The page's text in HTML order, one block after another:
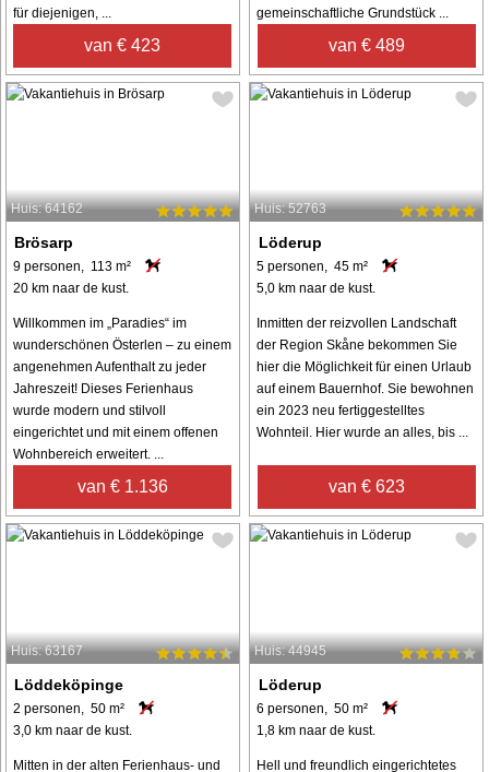
für diejenigen, ...
van € 423
gemeinschaftliche Grundstück ...
van € 489
Huis: 64162
Brösarp
9 personen, 113 m²
20 km naar de kust.
Willkommen im „Paradies“ im
wunderschönen Österlen – zu einem
angenehmen Aufenthalt zu jeder
Jahreszeit! Dieses Ferienhaus
wurde modern und stilvoll
eingerichtet und mit einem offenen
Wohnbereich erweitert. ...
van € 1.136
Huis: 52763
Löderup
5 personen, 45 m²
5,0 km naar de kust.
Inmitten der reizvollen Landschaft
der Region Skåne bekommen Sie
hier die Möglichkeit für einen Urlaub
auf einem Bauernhof. Sie bewohnen
ein 2023 neu fertiggestelltes
Wohnteil. Hier wurde an alles, bis ...
van € 623
Huis: 63167
Löddeköpinge
2 personen, 50 m²
3,0 km naar de kust.
Mitten in der alten Ferienhaus- und
Huis: 44945
Löderup
6 personen, 50 m²
1,8 km naar de kust.
Hell und freundlich eingerichtetes